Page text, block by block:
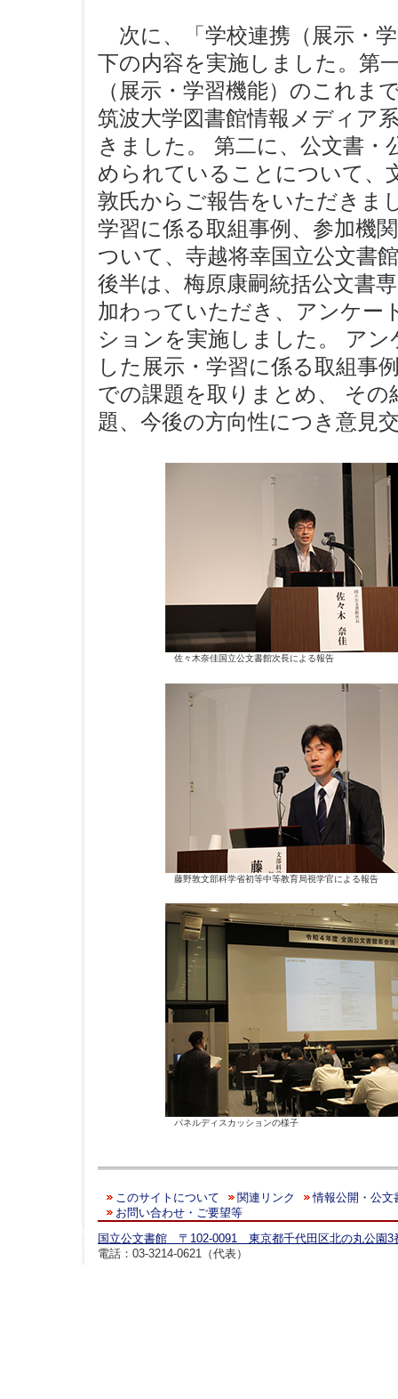
次に、「学校連携（展示・
下の内容を実施しました。第
（展示・学習機能）のこれま
筑波大学図書館情報メディア
きました。 第二に、公文書・
められていることについて、
敦氏からご報告をいただきま
学習に係る取組事例、参加機
ついて、寺越将幸国立公文書
後半は、梅原康嗣統括公文書
加わっていただき、アンケー
ションを実施しました。 ア
した展示・学習に係る取組事
での課題を取りまとめ、 そ
題、今後の方向性につき意見
佐々木奈佳国立公文書館次長による報告
藤野敦文部科学省初等中等教育局視学官による報告
パネルディスカッションの様子
このサイトについて 関連リンク
情報公開・公文
お問い合わせ・ご要望等
国立公文書館 〒102-0091 東京都千代田区北の丸公園3
電話：03-3214-0621（代表）